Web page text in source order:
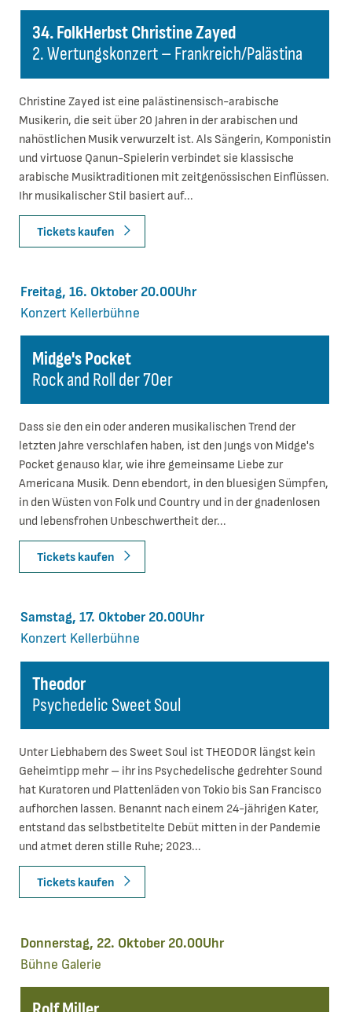
34. FolkHerbst Christine Zayed
2. Wertungskonzert – Frankreich/Palästina
Christine Zayed ist eine palästinensisch-arabische
Musikerin, die seit über 20 Jahren in der arabischen und
nahöstlichen Musik verwurzelt ist. Als Sängerin, Komponistin
und virtuose Qanun-Spielerin verbindet sie klassische
arabische Musiktraditionen mit zeitgenössischen Einflüssen.
Ihr musikalischer Stil basiert auf...
Tickets kaufen
Midge's Pocket
Rock and Roll der 70er
Freitag, 16. Oktober 20.00Uhr
Konzert Kellerbühne
Dass sie den ein oder anderen musikalischen Trend der
letzten Jahre verschlafen haben, ist den Jungs von Midge's
Pocket genauso klar, wie ihre gemeinsame Liebe zur
Americana Musik. Denn ebendort, in den bluesigen Sümpfen,
in den Wüsten von Folk und Country und in der gnadenlosen
und lebensfrohen Unbeschwertheit der...
Tickets kaufen
Theodor
Psychedelic Sweet Soul
Samstag, 17. Oktober 20.00Uhr
Konzert Kellerbühne
Unter Liebhabern des Sweet Soul ist THEODOR längst kein
Geheimtipp mehr – ihr ins Psychedelische gedrehter Sound
hat Kuratoren und Plattenläden von Tokio bis San Francisco
aufhorchen lassen. Benannt nach einem 24-jährigen Kater,
entstand das selbstbetitelte Debüt mitten in der Pandemie
und atmet deren stille Ruhe; 2023...
Tickets kaufen
Donnerstag, 22. Oktober 20.00Uhr
Bühne Galerie